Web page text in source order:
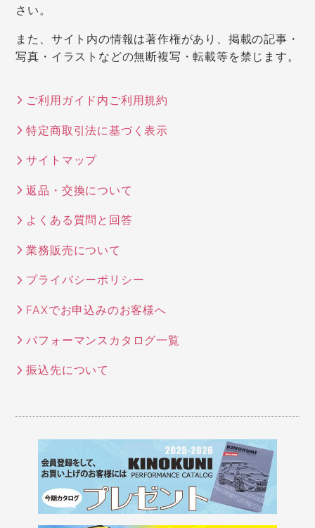
さい。
また、サイト内の情報は著作権があり、掲載の記事・
写真・イラストなどの無断複写・転載等を禁じます。
ご利用ガイド内ご利用規約
特定商取引法に基づく表示
サイトマップ
返品・交換について
よくある質問と回答
業務販売について
プライバシーポリシー
FAXでお申込みのお客様へ
パフォーマンスカタログ一覧
振込先について